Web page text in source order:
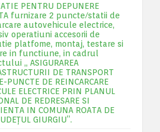
PENTRU DEPUNERE
furnizare 2 puncte/statii de
autovehicule electrice,
operatiuni accesorii de
platfome, montaj, testare si
in functiune, in cadrul
„ ASIGURAREA
DE TRANSPORT
PUNCTE DE REINCARCARE
ELECTRICE PRIN PLANUL
DE REDRESARE SI
IN COMUNA ROATA DE
GIURGIU”.